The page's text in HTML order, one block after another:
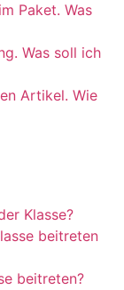
Paket. Was
Was soll ich
Artikel. Wie
Klasse?
beitreten
beitreten?